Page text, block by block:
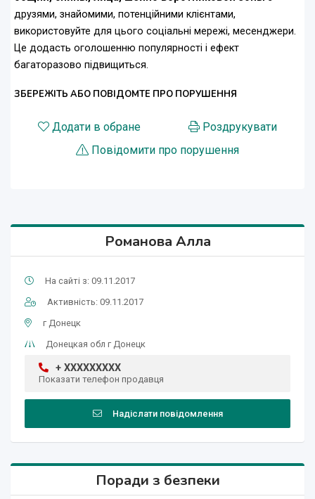
друзями, знайомими, потенційними клієнтами,
використовуйте для цього соціальні мережі, месенджери.
Це додасть оголошенню популярності і ефект
багаторазово підвищиться.
ЗБЕРЕЖІТЬ АБО ПОВІДОМТЕ ПРО ПОРУШЕННЯ
Додати в обране
Роздрукувати
Повідомити про порушення
Романова Алла
На сайті з: 09.11.2017
Активність: 09.11.2017
г Донецк
Донецкая обл г Донецк
+ XXXXXXXXX
Показати телефон продавця
Надіслати повідомлення
Поради з безпеки